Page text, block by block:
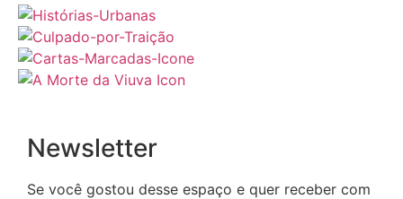
Newsletter
Se você gostou desse espaço e quer receber com